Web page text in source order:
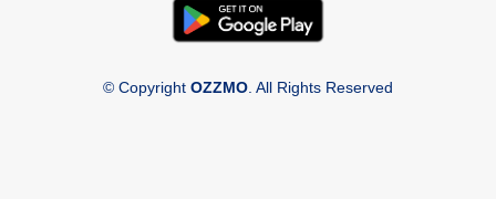
© Copyright OZZMO . All Rights Reserved